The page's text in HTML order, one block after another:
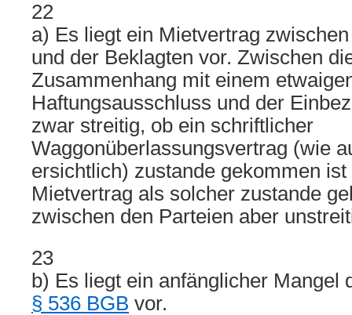
22
a) Es liegt ein Mietvertrag
und der Beklagten vor. Zwischen
Zusammenhang mit einem
Haftungsausschluss und der
zwar streitig, ob ein schriftlicher
Waggonüberlassungsvertrag (wie
ersichtlich) zustande gekommen
Mietvertrag als solcher zustande
zwischen den Parteien aber
23
b) Es liegt ein anfänglicher Mangel
§ 536 BGB vor.